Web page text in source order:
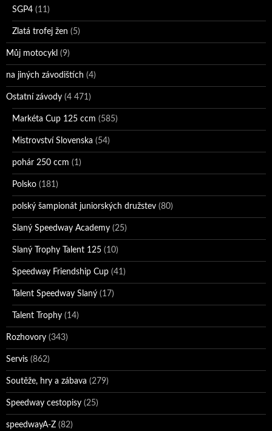
SGP4 (11)
Zlatá trofej žen (5)
Můj motocykl (9)
na jiných závodištích (4)
Ostatní závody (4 471)
Markéta Cup 125 ccm (585)
Mistrovství Slovenska (54)
pohár 250 ccm (1)
Polsko (181)
polský šampionát juniorských družstev (80)
Slaný Speedway Academy (25)
Slaný Trophy Talent 125 (10)
Speedway Friendship Cup (41)
Talent Speedway Slaný (17)
Talent Trophy (14)
Rozhovory (343)
Servis (862)
Soutěže, hry a zábava (279)
Speedway cestopisy (25)
speedwayA-Z (82)